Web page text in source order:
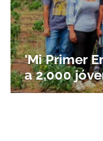
'Mi Primer
a 2,000